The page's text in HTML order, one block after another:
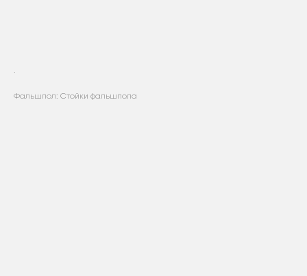
.
Фальшпол: Стойки фальшпола